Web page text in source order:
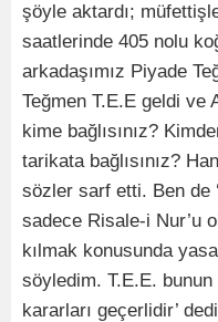
şöyle aktardı;
saatlerinde 405 nolu
arkadaşımız Piyade
Teğmen T.E.E geldi ve
kime bağlısınız?
tarikata bağlısınız?
sözler sarf etti. Ben de
sadece Risale-i Nur’u
kılmak konusunda
söyledim. T.E.E.
kararları geçerlidir’